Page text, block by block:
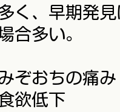
く、早期発
合多い。
みぞおちの痛み
食欲低下